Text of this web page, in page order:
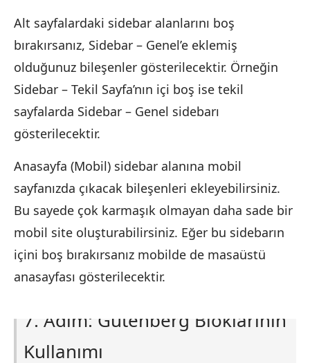
Alt sayfalardaki sidebar alanlarını boş
bırakırsanız, Sidebar – Genel’e eklemiş
olduğunuz bileşenler gösterilecektir. Örneğin
Sidebar – Tekil Sayfa’nın içi boş ise tekil
sayfalarda Sidebar – Genel sidebarı
gösterilecektir.
Anasayfa (Mobil) sidebar alanına mobil
sayfanızda çıkacak bileşenleri ekleyebilirsiniz.
Bu sayede çok karmaşık olmayan daha sade bir
mobil site oluşturabilirsiniz. Eğer bu sidebarın
içini boş bırakırsanız mobilde de masaüstü
anasayfası gösterilecektir.
7. Adım: Gutenberg Bloklarının
Kullanımı